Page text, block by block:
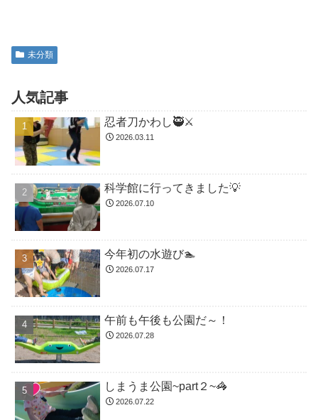
未分類
人気記事
忍者刀かわし🥷⚔️
2026.03.11
科学館に行ってきました💡
2026.07.10
今年初の水遊び🏊
2026.07.17
午前も午後も公園だ～！
2026.07.28
しまうま公園~part２~🦓
2026.07.22